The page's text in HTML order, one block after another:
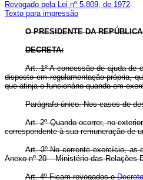
Revogado pela Lei nº 5.809, de 1972
Texto para impressão
O PRESIDENTE DA REPÚBLICA
DECRETA:
Art. 1º A concessão de ajuda de
disposto em regulamentação própria,
que atinja o funcionário quando em
Parágrafo único. Nos casos de
Art. 2º Quando ocorrer, no
correspondente à sua remuneração de
Art. 3º No corrente exercício, as
Anexo nº 20 – Ministério das Relações
Art. 4º Ficam revogados o